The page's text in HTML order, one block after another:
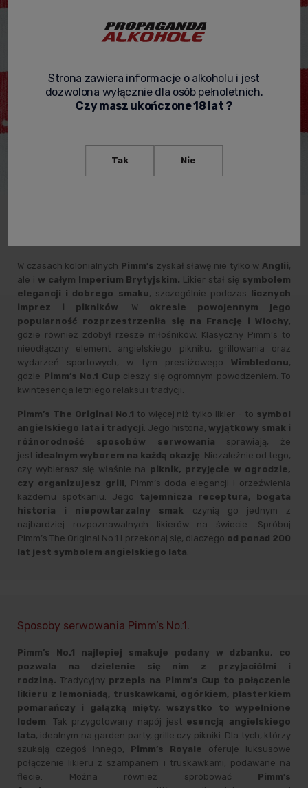
W czasach kolonialnych Pimm’s zyskał sławę nie tylko w Anglii,
ale i w całym Imperium Brytyjskim. Likier stał się symbolem
elegancji i dobrego smaku, szczególnie podczas licznych
imprez i pikników. W okresie powojennym jego
popularność rozprzestrzeniła się na Francję i Włochy,
gdzie również zdobył rzesze miłośników. Klasyczny Pimm’s to
nieodłączny element angielskiego pikniku, grillowania oraz
wydarzeń sportowych, w tym prestiżowego Wimbledonu,
gdzie Pimm’s No.1 Cup cieszy się ogromnym powodzeniem. To
kwintesencja letniego relaksu i tradycji.
Pimm’s The Original No.1 to więcej niż tylko likier - to symbol
angielskiego lata i tradycji. Jego historia, wyjątkowy smak i
różnorodność sposobów serwowania sprawiają, że
jest idealnym wyborem na każdą okazję. Niezależnie od tego,
czy wybierasz się właśnie na piknik, przyjęcie w ogrodzie,
czy organizujesz grill, Pimm’s doda elegancji i orzeźwienia
każdemu spotkaniu. Jego tajemnicza receptura, bogata
historia i niepowtarzalny smak czynią go jednym z
najbardziej rozpoznawalnych likierów na świecie. Spróbuj
Pimm’s The Original No.1 i przekonaj się, dlaczego od ponad 200
lat jest symbolem angielskiego lata.
Sposoby serwowania Pimm’s No.1.
Pimm’s No.1
najlepiej smakuje podany w dzbanku, co
pozwala na dzielenie się nim z przyjaciółmi i
rodziną. Tradycyjny przepis na Pimm’s Cup to połączenie
likieru z lemoniadą, truskawkami, ogórkiem, plasterkiem
pomarańczy i gałązką mięty, wszystko to wypełnione
lodem. Tak przygotowany napój jest esencją angielskiego
lata, idealnym na garden party, grille czy pikniki. Dla tych, którzy
szukają czegoś innego, Pimm’s Royale oferuje luksusowe
połączenie likieru z szampanem i truskawkami, podawane na
flecie. Można również spróbować Pimm’s
Strona zawiera informacje o alkoholu i jest
dozwolona wyłącznie dla osób pełnoletnich.
Czy masz ukończone 18 lat ?
Tak Nie